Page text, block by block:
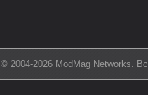
© 2004-2026 ModMag Networks.